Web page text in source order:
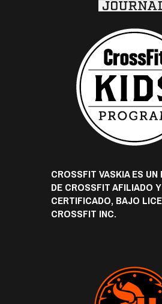
CROSSFIT VASKIA ES
DE CROSSFIT AFILIADO Y
CERTIFICADO, BAJO
CROSSFIT INC.